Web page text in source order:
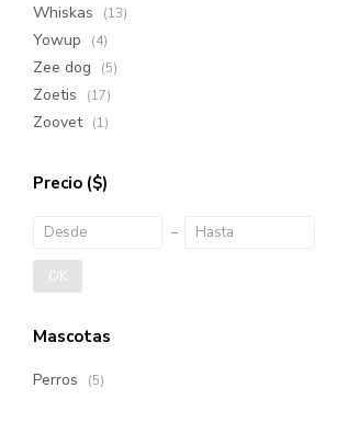
Whiskas (13)
Yowup (4)
Zee dog (5)
Zoetis (17)
Zoovet (1)
Precio ($)
OK
Mascotas
Perros (5)